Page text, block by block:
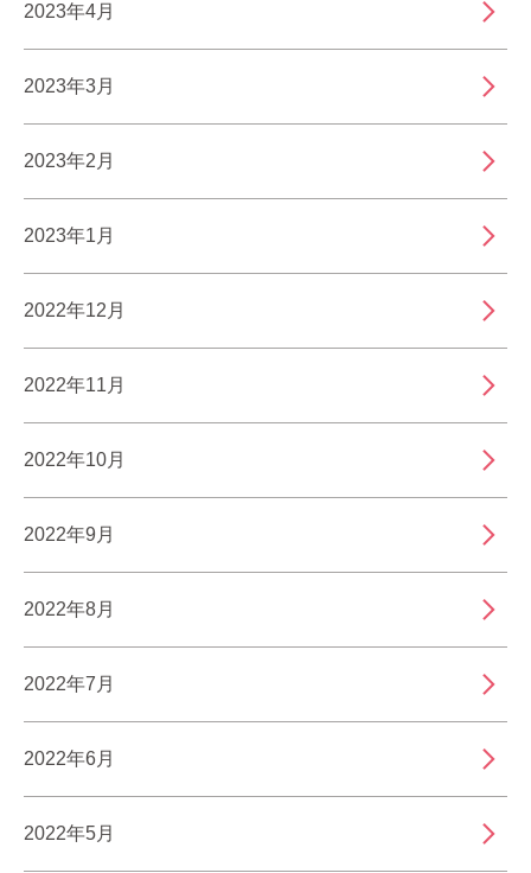
2023年4月
2023年3月
2023年2月
2023年1月
2022年12月
2022年11月
2022年10月
2022年9月
2022年8月
2022年7月
2022年6月
2022年5月